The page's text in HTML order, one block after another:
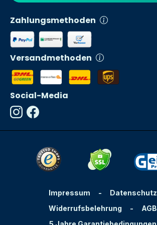
Zahlungsmethoden
Versandmethoden
Social-Media
Impressum - Datenschutz
Widerrufsbelehrung
- AGB